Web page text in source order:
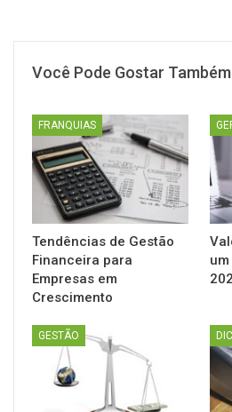
Você Pode Gostar Também
FRANQUIAS
Tendências de Gestão
Financeira para
Empresas em
Crescimento
GESTÃO